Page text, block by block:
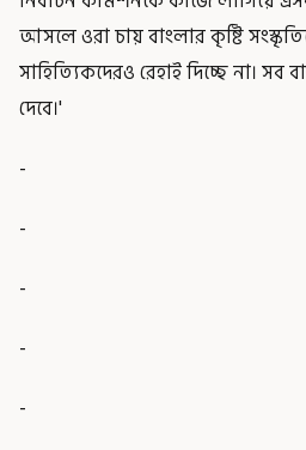
আসলে ওরা চায় বাংলার কৃষ্টি
সাহিত্যিকদেরও রেহাই দিচ্ছে না। সব
দেবে।'
-
-
-
-
-